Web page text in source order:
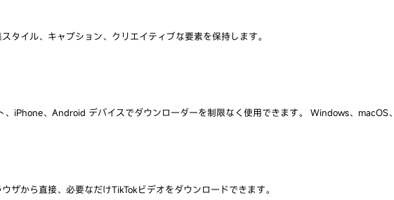
タイル、キャプション、クリエイティブな要素を保持します。
iPhone、Android デバイスでダウンローダーを制限なく使用できます。 Windows、macOS
ザから直接、必要なだけTikTokビデオをダウンロードできます。